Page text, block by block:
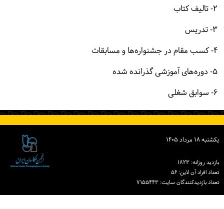
۲- تالیف کتاب
۳- تدریس
۴- کسب مقام در جشنواره‌ها و مسابقات
۵- دوره‌های آموزشی گذرانده شده
۶- سوابق شغلی
یكشنبه ۱۸ مرداد ۱۴۰۵
بازدید روزانه: ۱۸۲۳
تعداد افراد آن لاین: ۵۶
تعداد بازدیدكنندگان سایت: ۷۱۵۵۴۴۳